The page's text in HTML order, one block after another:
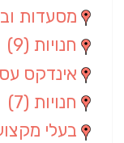
מסעדות
חנויות (9)
אינדקס
חנויות (7)
בעלי